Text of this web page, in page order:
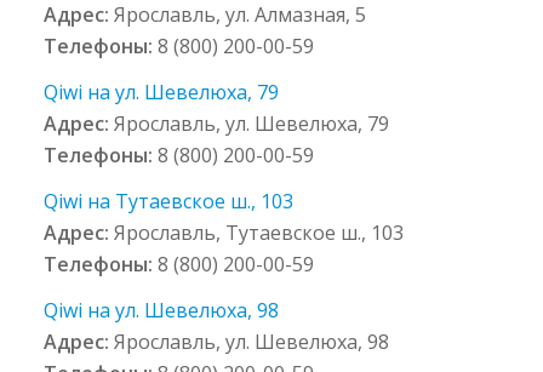
Адрес:Ярославль, ул. Алмазная, 5
Телефоны:8 (800) 200-00-59
Qiwi на ул. Шевелюха, 79
Адрес:Ярославль, ул. Шевелюха, 79
Телефоны:8 (800) 200-00-59
Qiwi на Тутаевское ш., 103
Адрес:Ярославль, Тутаевское ш., 103
Телефоны:8 (800) 200-00-59
Qiwi на ул. Шевелюха, 98
Адрес:Ярославль, ул. Шевелюха, 98